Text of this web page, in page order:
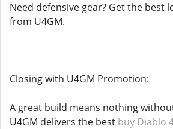
Need defensive gear? Get the best
from U4GM.
Closing with U4GM Promotion:
A great build means nothing
U4GM delivers the best buy Diablo